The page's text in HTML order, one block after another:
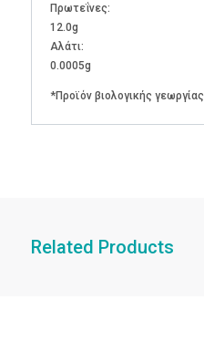
Πρωτεΐνες:
12.0g
Αλάτι:
0.0005g
*Προϊόν βιολογικής γεωργίας
Related Products